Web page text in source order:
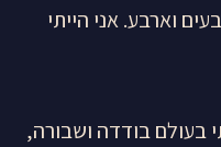
וארבע. אני הייתי
בעולם בודדה ושבורה,